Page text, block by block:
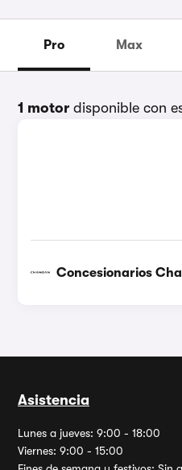
Pro Max
1 motor disponible con
Concesionarios
Asistencia
Lunes a jueves: 9:00 - 18:00
Viernes: 9:00 - 15:00